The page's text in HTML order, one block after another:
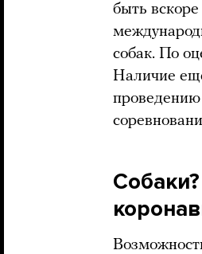
быть
собак. По
Наличие
проведению